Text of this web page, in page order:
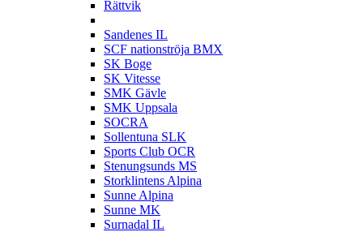
Rättvik
Sandenes IL
SCF nationströja BMX
SK Boge
SK Vitesse
SMK Gävle
SMK Uppsala
SOCRA
Sollentuna SLK
Sports Club OCR
Stenungsunds MS
Storklintens Alpina
Sunne Alpina
Sunne MK
Surnadal IL